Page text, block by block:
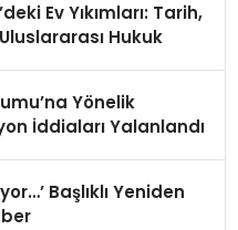
Ev Yıkımları: Tarih,
Hukuk
Yönelik
İddiaları Yalanlandı
Başlıklı Yeniden